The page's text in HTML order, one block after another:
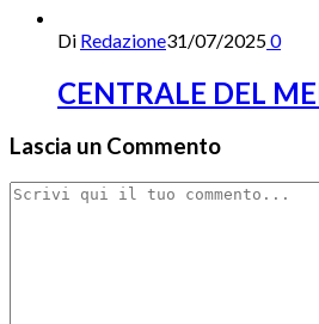
Di Redazione31/07/20250
CENTRALE DEL
Lascia un Commento